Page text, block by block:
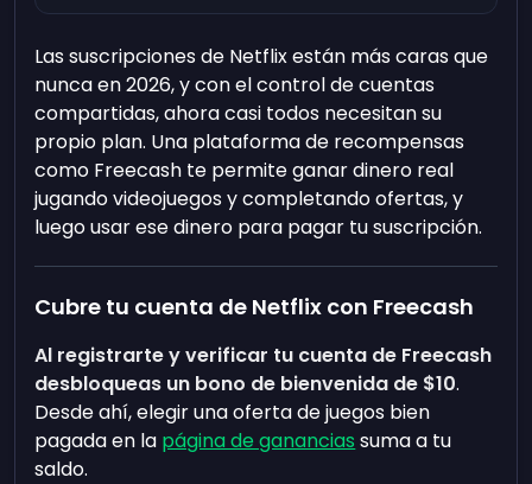
Las suscripciones de Netflix están más caras que
nunca en 2026, y con el control de cuentas
compartidas, ahora casi todos necesitan su
propio plan. Una plataforma de recompensas
como Freecash te permite ganar dinero real
jugando videojuegos y completando ofertas, y
luego usar ese dinero para pagar tu suscripción.
Cubre tu cuenta de Netflix con Freecash
Al registrarte y verificar tu cuenta de Freecash
desbloqueas un bono de bienvenida de $10.
Desde ahí, elegir una oferta de juegos bien
pagada en la página de ganancias suma a tu
saldo.